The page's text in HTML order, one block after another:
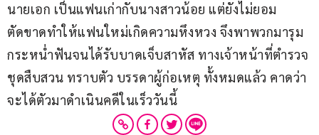
นายเอก เป็นแฟนเก่ากับนางสาวน้อย แต่ยังไม่ยอม
ตัดขาดทำให้แฟนใหม่เกิดความหึงหวง จึงพาพวกมารุม
กระหน่ำฟันจนได้รับบาดเจ็บสาหัส ทางเจ้าหน้าที่ตำรวจ
ชุดสืบสวน ทราบตัว บรรดาผู้ก่อเหตุ ทั้งหมดแล้ว คาดว่า
จะได้ตัวมาดำเนินคดีในเร็ววันนี้